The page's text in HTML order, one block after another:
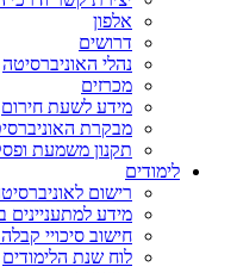
אלפון
דרושים
נהלי האוניברסיטה
מכרזים
מידע לשעת חירום
מבקרת
תקנון משמעת
לימודים
רישום
מידע למתעניינים
חישוב סיכויי
לוח שנת הלימודים